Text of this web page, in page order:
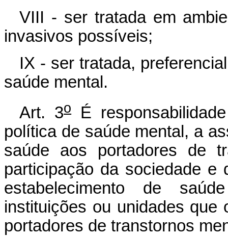
VIII - ser tratada em
invasivos possíveis;
IX - ser tratada,
saúde mental.
Art. 3oÉ
política de saúde mental, a
saúde aos portadores de
participação da sociedade
estabelecimento de
instituições ou unidades que
portadores de transtornos